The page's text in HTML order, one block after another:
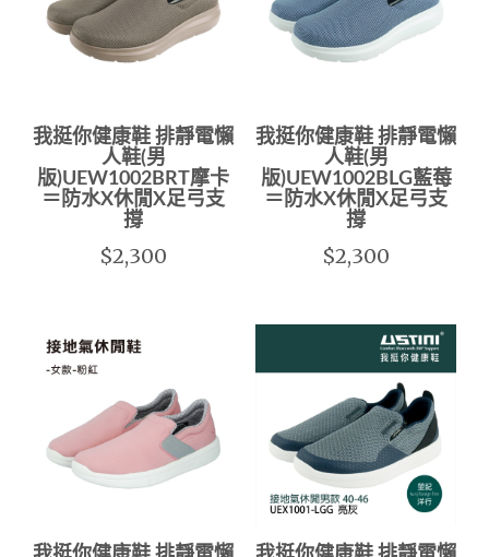
我挺你健康鞋 排靜電懶
人鞋(男
版)UEW1002BRT摩卡
＝防水X休閒X足弓支
撐
$2,300
我挺你健康鞋 排靜電懶
人鞋(男
版)UEW1002BLG藍莓
＝防水X休閒X足弓支
撐
$2,300